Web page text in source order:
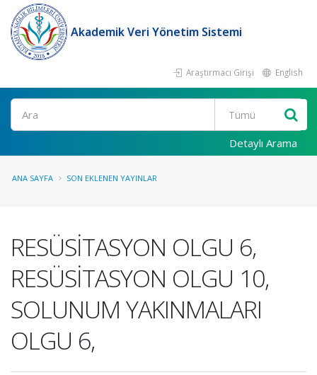
Akademik Veri Yönetim Sistemi
Araştırmacı Girişi English
Ara
Detaylı Arama
ANA SAYFA SON EKLENEN YAYINLAR
RESÜSİTASYON OLGU 6,
RESÜSİTASYON OLGU 10,
SOLUNUM YAKINMALARI
OLGU 6,